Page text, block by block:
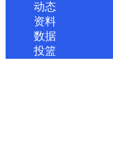
动态
资料
数据
投篮